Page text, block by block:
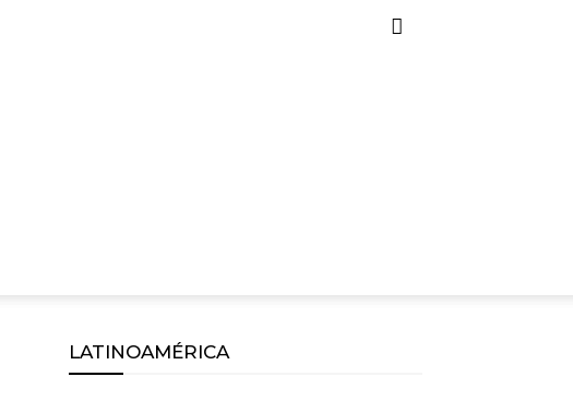
LATINOAMÉRICA